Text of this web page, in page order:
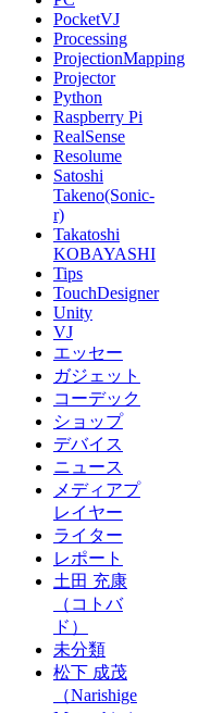
PocketVJ
Processing
ProjectionMapping
Projector
Python
Raspberry Pi
RealSense
Resolume
Satoshi
Takeno(Sonic-
r)
Takatoshi
KOBAYASHI
Tips
TouchDesigner
Unity
VJ
エッセー
ガジェット
コーデック
ショップ
デバイス
ニュース
メディアプ
レイヤー
ライター
レポート
土田 充康
（コトバ
ド）
未分類
松下 成茂
（Narishige